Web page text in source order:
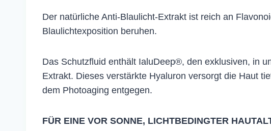
Der natürliche Anti-Blaulicht-Extrakt ist reich an
Blaulichtexposition beruhen.
Das Schutzfluid enthält IaluDeep®, den exklusiven, in
Extrakt. Dieses verstärkte Hyaluron versorgt die Haut
dem Photoaging entgegen.
FÜR EINE VOR SONNE, LICHTBEDINGTER